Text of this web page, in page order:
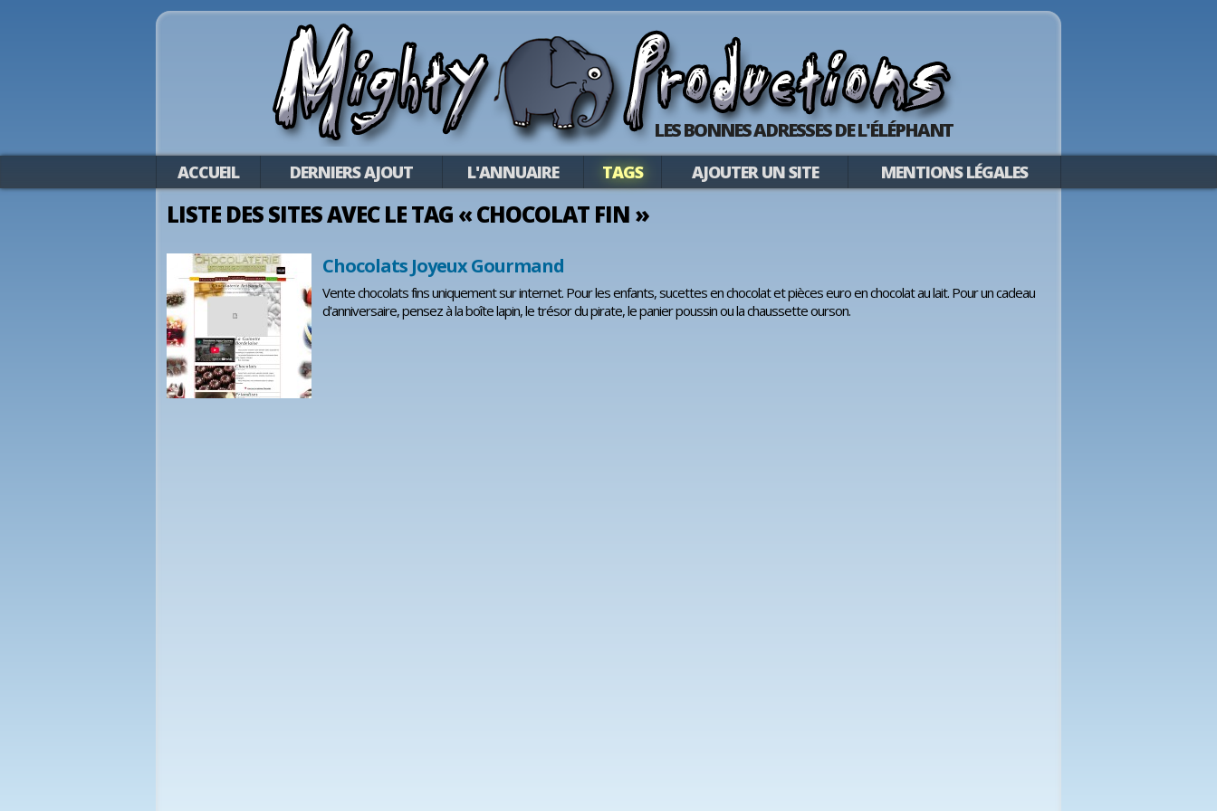
LES BONNES ADRESSES DE L'ÉLÉPHANT
ACCUEIL DERNIERS AJOUT L'ANNUAIRE TAGS AJOUTER UN SITE MENTIONS LÉGALES
LISTE DES SITES AVEC LE TAG « CHOCOLAT FIN »
Chocolats Joyeux Gourmand
Vente chocolats fins uniquement sur internet. Pour les enfants, sucettes en chocolat et pièces euro en chocolat au lait. Pour un cadeau
d'anniversaire, pensez à la boîte lapin, le trésor du pirate, le panier poussin ou la chaussette ourson.